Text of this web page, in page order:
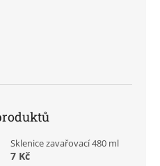
Sklenice zavařovací 480 ml
7 Kč